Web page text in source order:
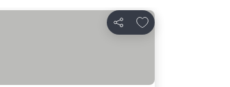
Compartir
Agregar a favoritos